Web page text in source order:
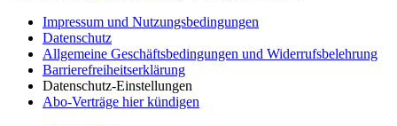
Impressum und Nutzungsbedingungen
Datenschutz
Allgemeine Geschäftsbedingungen und Widerrufsbelehrung
Barrierefreiheitserklärung
Datenschutz-Einstellungen
Abo-Verträge hier kündigen